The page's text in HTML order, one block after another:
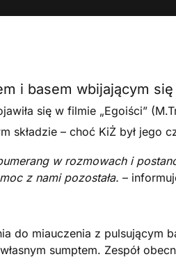
i basem wbijającym
się w filmie „Egoiści”
składzie – choć KiŻ był jego
w rozmowach i
z nami pozostała. –
do miauczenia z pulsującym
sumptem. Zespół